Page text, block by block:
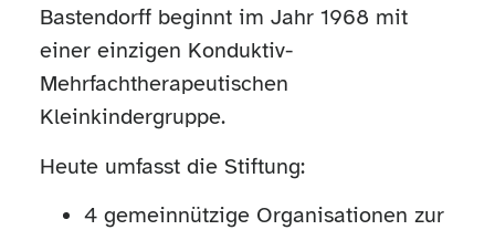
Bastendorff beginnt im Jahr 1968 mit
einer einzigen Konduktiv-
Mehrfachtherapeutischen
Kleinkindergruppe.
Heute umfasst die Stiftung:
4 gemeinnützige Organisationen zur